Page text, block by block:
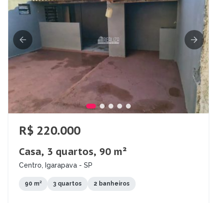
R$ 220.000
Casa, 3 quartos, 90 m²
Centro, Igarapava - SP
90 m² 3 quartos 2 banheiros